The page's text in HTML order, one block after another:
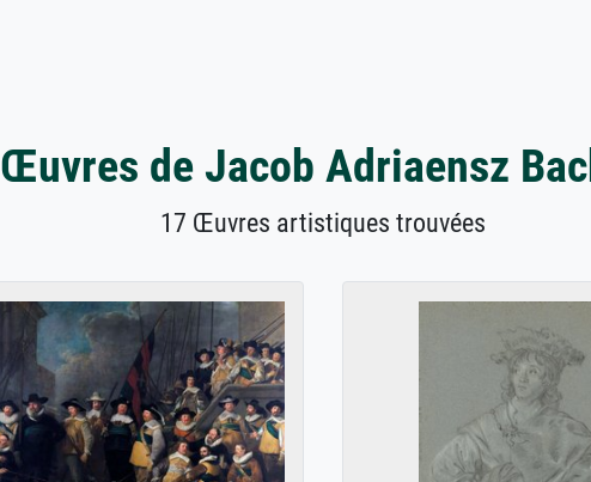
Œuvres de Jacob Adriaensz
17 Œuvres artistiques trouvées